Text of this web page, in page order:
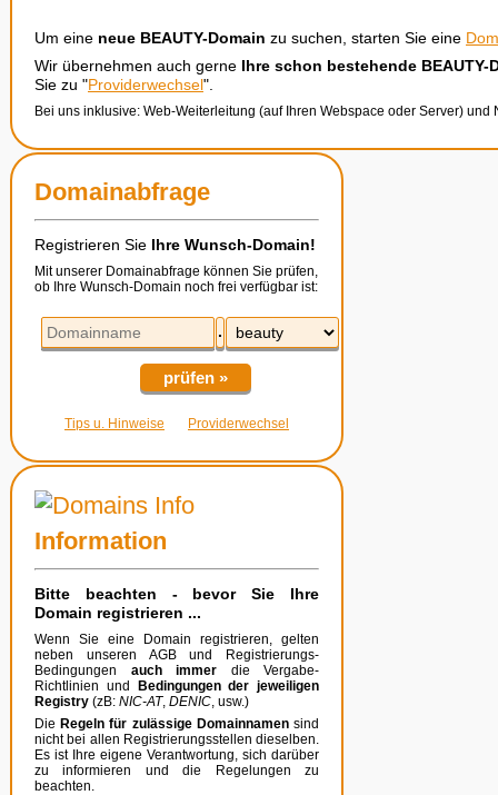
Um eine neue BEAUTY-Domain zu suchen, starten Sie eine
Wir übernehmen auch gerne Ihre schon bestehende BEAUTY-
Sie zu "Providerwechsel".
Bei uns inklusive: Web-Weiterleitung (auf Ihren Webspace oder Server) und
Domainabfrage
Registrieren Sie Ihre Wunsch-Domain!
Mit unserer Domainabfrage können Sie prüfen,
ob Ihre Wunsch-Domain noch frei verfügbar ist:
.
prüfen »
Tips u. Hinweise Providerwechsel
Information
Bitte beachten - bevor Sie Ihre
Domain registrieren ...
Wenn Sie eine Domain registrieren, gelten
neben unseren AGB und Registrierungs-
Bedingungen auch immer die Vergabe-
Richtlinien und
Bedingungen der jeweiligen
Registry (zB: NIC-AT, DENIC, usw.)
Die Regeln für zulässige Domainnamensind
nicht bei allen Registrierungsstellen dieselben.
Es ist Ihre eigene Verantwortung, sich darüber
zu informieren und die Regelungen zu
beachten.